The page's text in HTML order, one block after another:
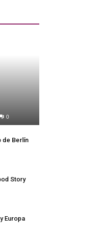
0
de Berlín
Story
Europa